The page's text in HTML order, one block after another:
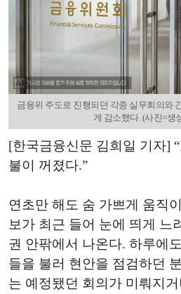
금융위 주도로 진행되던 각종 실무회의와
게 감소했다. (사진=생
[한국금융신문 김희일 기자]
불이 꺼졌다.”
연초만 해도 숨 가쁘게 움직
보가 최근 들어 눈에 띄게 느
권 안팎에서 나온다. 하루에
들을 불러 현안을 점검하던
는 예정됐던 회의가 미뤄지